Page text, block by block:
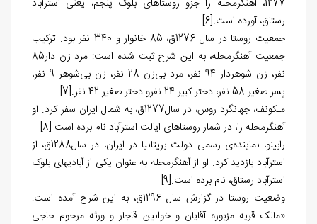
1277، آهنگرمحله را جزو روستاهای بلوک پنجم، یعنی استرآباد
رستاق، آورده است.[6]
جمعیت روستا در سال 1276ق، 85 خانوار و 340 نفر بود. ترکیب
جمعیت آهنگرمحله، به این شرح ثبت شده است: مرد زن دار85
نفر، زن شوهردار 94 نفر، مرد بی‌زن 28 نفر، زن بی‌شوهر 9 نفر،
پسر صغیر 58 نفر، دختر کبیر 24 نفرو دختر صغیر 42 نفر.
[7]
ملکونف، جهانگرد روس، در سال1277ق، به شمال ایران سفر کرد. او
آهنگرمحله را، در شمار روستاهای ایالت استرآباد نام برده ‌است.[8]
رابینو، نماینده‌ی رسمی دولت بریتانیا در ایران، در سال1288ق، از
استرآباد بازدید کرد. او از آهنگرمحله به عنوان یکی از آبادی‏های بلوک
استرآباد رستاق، نام برده است.[9]
وضعیت روستا در گزارش سال 1296ق، به این شرح آمده است:
«مالک قریه مزبوره آقایان و خوانین قاجار و ورثه مرحوم حاجی